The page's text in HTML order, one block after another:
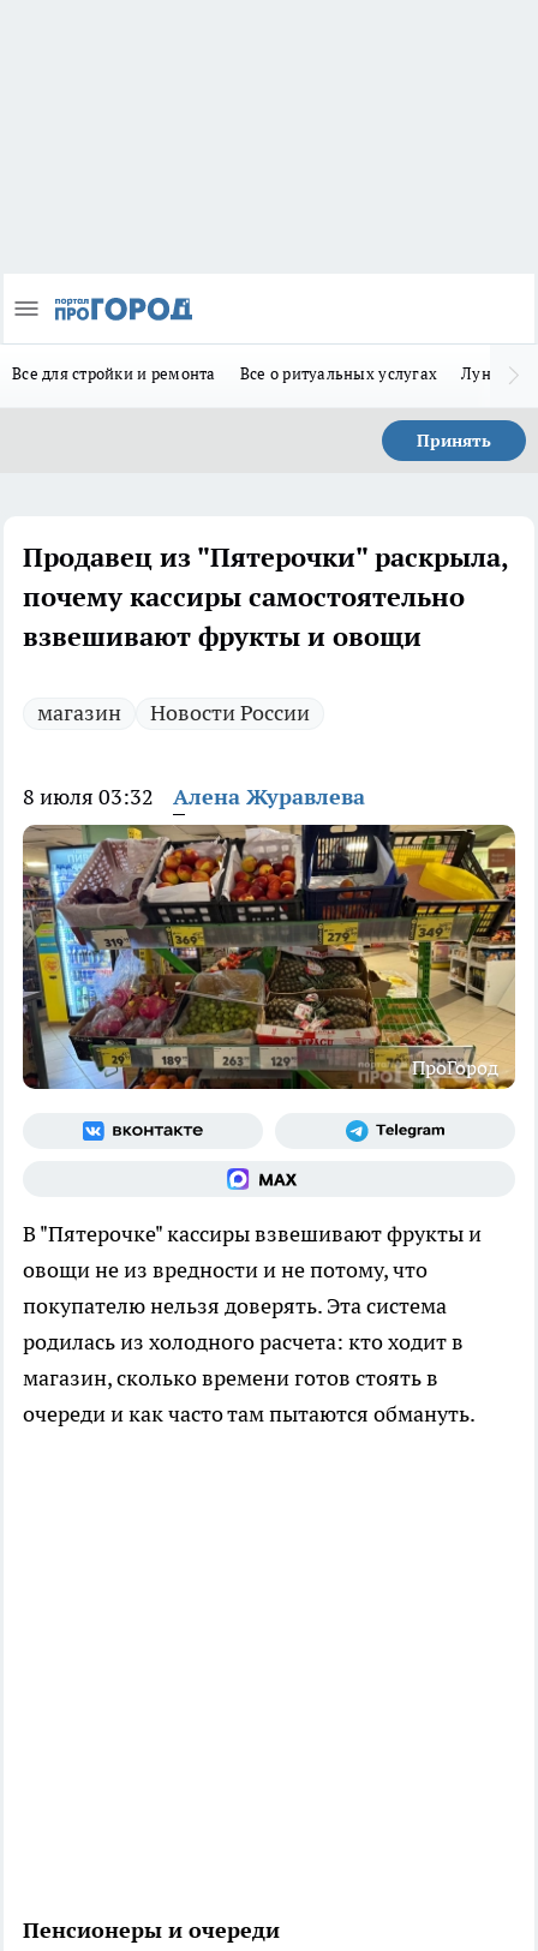
Все для стройки и ремонта Все о ритуальных услугах Лунно-
Принять
Продавец из "Пятерочки" раскрыла,
почему кассиры самостоятельно
взвешивают фрукты и овощи
магазин Новости России
8 июля 03:32 Алена Журавлева
ПроГород
В "Пятерочке" кассиры взвешивают фрукты и
овощи не из вредности и не потому, что
покупателю нельзя доверять. Эта система
родилась из холодного расчета: кто ходит в
магазин, сколько времени готов стоять в
очереди и как часто там пытаются обмануть.
Пенсионеры и очереди